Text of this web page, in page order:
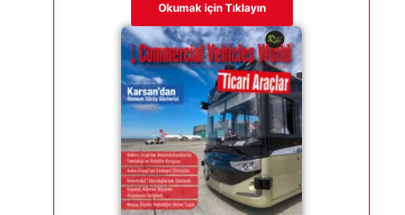
Okumak için Tıklayın